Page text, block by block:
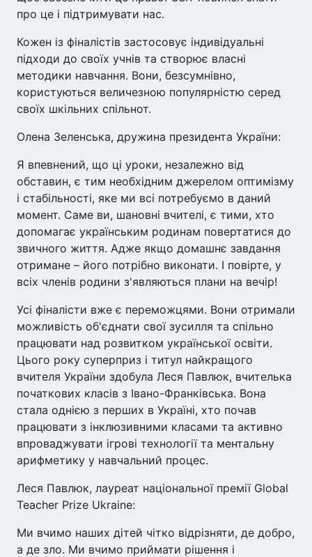
про це і підтримувати нас.
Кожен із фіналістів застосовує індивідуальні
підходи до своїх учнів та створює власні
методики навчання. Вони, безсумнівно,
користуються величезною популярністю серед
своїх шкільних спільнот.
Олена Зеленська, дружина президента України:
Я впевнений, що ці уроки, незалежно від
обставин, є тим необхідним джерелом оптимізму
і стабільності, яке ми всі потребуємо в даний
момент. Саме ви, шановні вчителі, є тими, хто
допомагає українським родинам повертатися до
звичного життя. Адже якщо домашнє завдання
отримане – його потрібно виконати. І повірте, у
всіх членів родини з'являються плани на вечір!
Усі фіналісти вже є переможцями. Вони отримали
можливість об'єднати свої зусилля та спільно
працювати над розвитком української освіти.
Цього року суперприз і титул найкращого
вчителя України здобула Леся Павлюк, вчителька
початкових класів з Івано-Франківська. Вона
стала однією з перших в Україні, хто почав
працювати з інклюзивними класами та активно
впроваджувати ігрові технології та ментальну
арифметику у навчальний процес.
Леся Павлюк, лауреат національної премії Global
Teacher Prize Ukraine:
Ми вчимо наших дітей чітко відрізняти, де добро,
а де зло. Ми вчимо приймати рішення і